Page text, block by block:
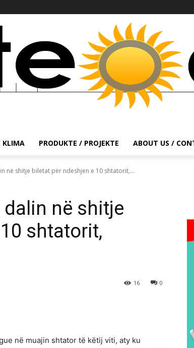
KLIMA PRODUKTE / PROJEKTE ABOUT US /
në shitje biletat për ndeshjen e 10 shtatorit,...
dalin në shitje
shtatorit,
0
16
në muajin shtator të këtij viti, aty ku